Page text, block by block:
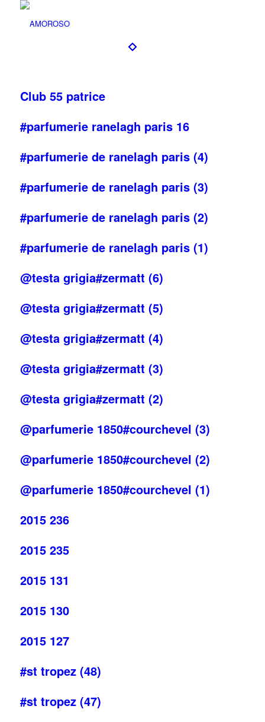
Club 55 patrice
#parfumerie ranelagh paris 16
#parfumerie de ranelagh paris (4)
#parfumerie de ranelagh paris (3)
#parfumerie de ranelagh paris (2)
#parfumerie de ranelagh paris (1)
@testa grigia#zermatt (6)
@testa grigia#zermatt (5)
@testa grigia#zermatt (4)
@testa grigia#zermatt (3)
@testa grigia#zermatt (2)
@parfumerie 1850#courchevel (3)
@parfumerie 1850#courchevel (2)
@parfumerie 1850#courchevel (1)
2015 236
2015 235
2015 131
2015 130
2015 127
#st tropez (48)
#st tropez (47)